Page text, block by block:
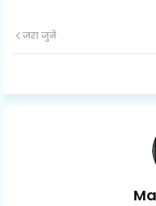
जरा जुने